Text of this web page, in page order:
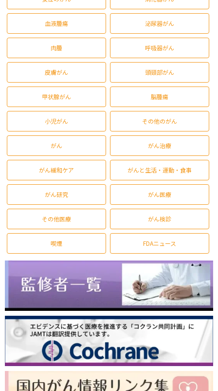
血液腫瘍 泌尿器がん
肉腫 呼吸器がん
皮膚がん 頭頸部がん
甲状腺がん 脳腫瘍
小児がん その他のがん
がん がん治療
がん緩和ケア がんと生活・運動・食事
がん研究 がん医療
その他医療 がん検診
喫煙 FDAニュース